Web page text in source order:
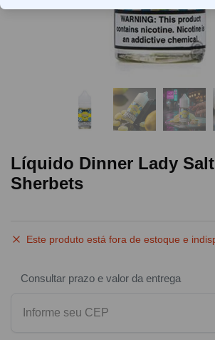
Líquido Dinner Lady
Sherbets
Este produto está fora de estoque e
Consultar prazo e valor da entrega